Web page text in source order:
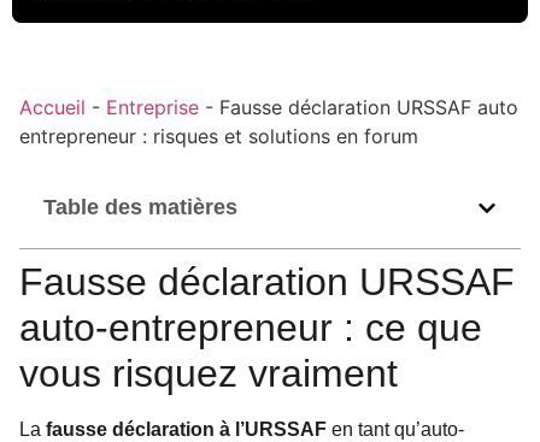
Accueil - Entreprise - Fausse déclaration URSSAF auto
entrepreneur : risques et solutions en forum
Table des matières
Fausse déclaration URSSAF
auto-entrepreneur : ce que
vous risquez vraiment
La fausse déclaration à l’URSSAF en tant qu’auto-